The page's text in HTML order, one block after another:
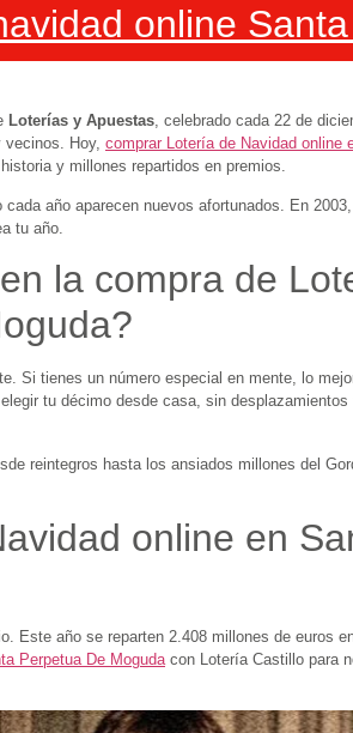
online
Loterías y Apuestas , celebrado cada 22 de
Hoy, comprar Lotería de Navidad online
y millones repartidos en premios.
año aparecen nuevos afortunados. En 2003,
tu año.
la compra de
Si tienes un número especial en mente, lo
tu décimo desde casa, sin
reintegros hasta los ansiados millones del
online en
Este año se reparten 2.408 millones de euros
Perpetua De Mogudacon Lotería Castillo para